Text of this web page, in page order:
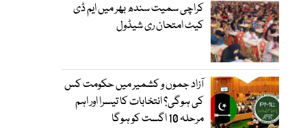
کراچی سمیت سندھ بھر میں ایم ڈی
کیٹ امتحان ری شیڈول
آزاد جموں و کشمیر میں حکومت کس
کی ہوگی؟ انتخابات کا تیسرا اور اہم
مرحلہ 10 اگست کو ہوگا